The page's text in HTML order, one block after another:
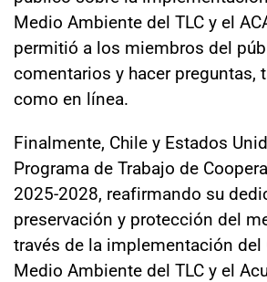
Medio Ambiente del TLC y el
permitió a los miembros del
comentarios y hacer preguntas,
como en línea.
Finalmente, Chile y Estados
Programa de Trabajo de
2025-2028, reafirmando su
preservación y protección del
través de la implementación del
Medio Ambiente del TLC y el